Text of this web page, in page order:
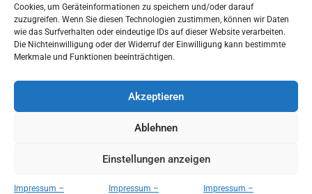
Cookies, um Geräteinformationen zu speichern und/oder darauf
zuzugreifen. Wenn Sie diesen Technologien zustimmen, können wir Daten
wie das Surfverhalten oder eindeutige IDs auf dieser Website verarbeiten.
Die Nichteinwilligung oder der Widerruf der Einwilligung kann bestimmte
Merkmale und Funktionen beeinträchtigen.
Akzeptieren
Ablehnen
Einstellungen anzeigen
Impressum – Impressum – Impressum –
Tel +43 1 211 91-0
Fax +43 1 216 99 76
office@hason.at
Lageplan & Anfahrt
Disclaimer Impressum/Datenschutz